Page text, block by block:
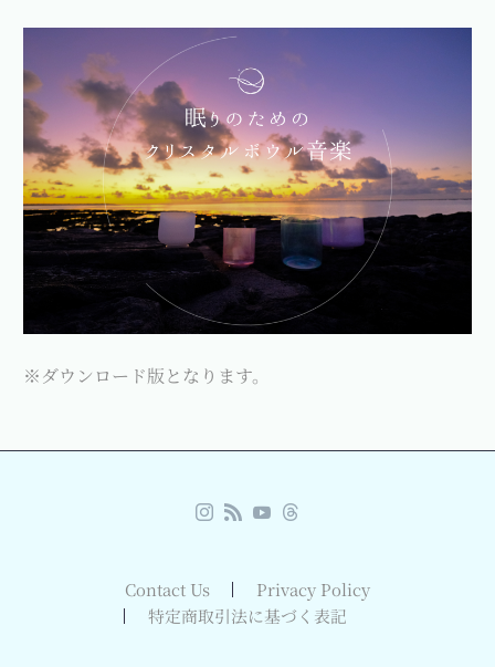
※ダウンロード版となります。
Contact Us
Privacy Policy
特定商取引法に基づく表記